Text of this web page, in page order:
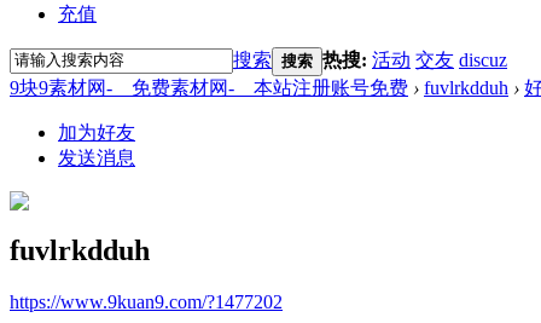
充值
搜索 搜索 热搜: 活动 交友 discuz
9块9素材网-＿免费素材网-＿本站注册账号免费 › fuvlrkdduh ›
加为好友
发送消息
fuvlrkdduh
https://www.9kuan9.com/?1477202